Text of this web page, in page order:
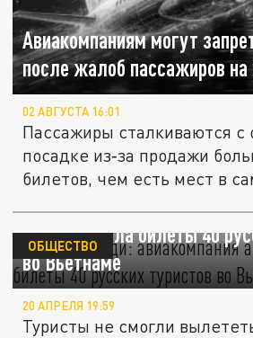
Авиакомпаниям могут
после жалоб пассажиров на
02 АВГУСТА 16:01
Пассажиры сталкиваются с
посадке из‑за продажи
билетов, чем есть мест в
"Лишние люди":
аннулировала билеты 40
во Вьетнаме
ОБЩЕСТВО
20 АПРЕЛЯ 19:59
Туристы не смогли